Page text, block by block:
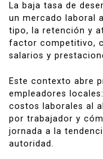
La baja tasa de
un mercado laboral
tipo, la retención y
factor competitivo,
salarios y
Este contexto abre
empleadores
costos laborales al
por trabajador y
jornada a la
autoridad.